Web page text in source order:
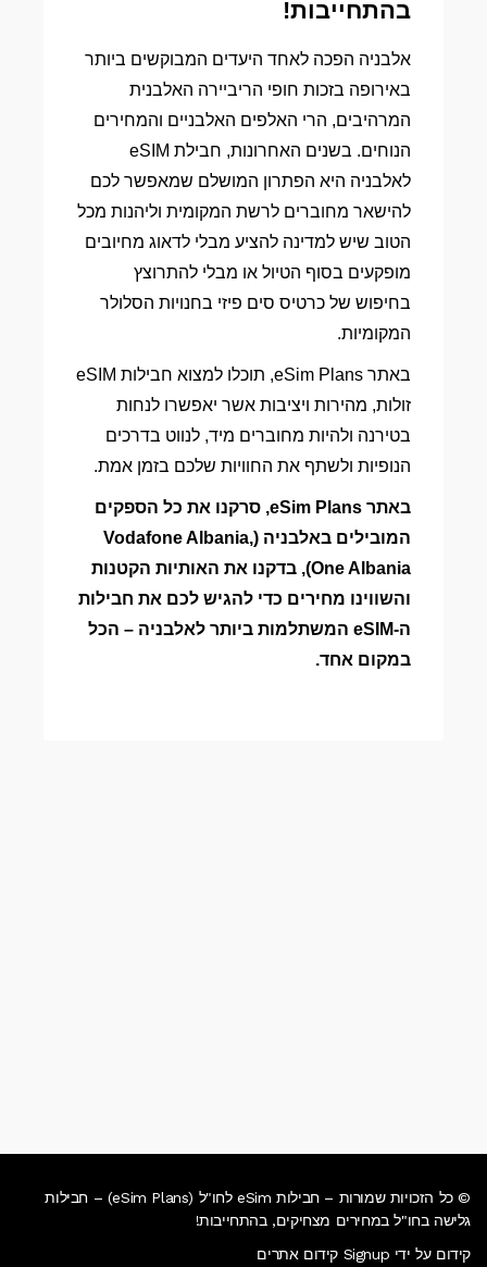
בהתחייבות!
אלבניה הפכה לאחד היעדים המבוקשים ביותר
באירופה בזכות חופי הריביירה האלבנית
המרהיבים, הרי האלפים האלבניים והמחירים
הנוחים. בשנים האחרונות, חבילת eSIM
לאלבניה היא הפתרון המושלם שמאפשר לכם
להישאר מחוברים לרשת המקומית וליהנות מכל
הטוב שיש למדינה להציע מבלי לדאוג מחיובים
מופקעים בסוף הטיול או מבלי להתרוצץ
בחיפוש של כרטיס סים פיזי בחנויות הסלולר
המקומיות.
באתר eSim Plans, תוכלו למצוא חבילות eSIM
זולות, מהירות ויציבות אשר יאפשרו לנחות
בטירנה ולהיות מחוברים מיד, לנווט בדרכים
הנופיות ולשתף את החוויות שלכם בזמן אמת.
באתר eSim Plans, סרקנו את כל הספקים
המובילים באלבניה (Vodafone Albania,
One Albania), בדקנו את האותיות הקטנות
והשווינו מחירים כדי להגיש לכם את חבילות
ה-eSIM המשתלמות ביותר לאלבניה – הכל
במקום אחד.
© כל הזכויות שמורות – חבילות eSim לחו"ל (eSim Plans) – חבילות
גלישה בחו"ל במחירים מצחיקים, בהתחייבות!
קידום על ידי Signup קידום אתרים